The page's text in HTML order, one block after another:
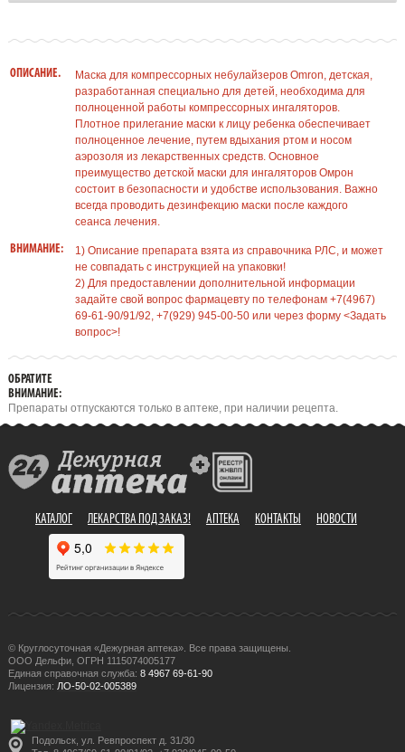
ОПИСАНИЕ.
Маска для компрессорных небулайзеров Omron, детская,
разработанная специально для детей, необходима для
полноценной работы компрессорных ингаляторов.
Плотное прилегание маски к лицу ребенка обеспечивает
полноценное лечение, путем вдыхания ртом и носом
аэрозоля из лекарственных средств. Основное
преимущество детской маски для ингаляторов Омрон
состоит в безопасности и удобстве использования. Важно
всегда проводить дезинфекцию маски после каждого
сеанса лечения.
ВНИМАНИЕ:
1) Описание препарата взята из справочника РЛС, и может
не совпадать с инструкцией на упаковки!
2) Для предоставлении дополнительной информации
задайте свой вопрос фармацевту по телефонам +7(4967)
69-61-90/91/92, +7(929) 945-00-50 или через форму <Задать
вопрос>!
ОБРАТИТЕ
ВНИМАНИЕ:
Препараты отпускаются только в аптеке, при наличии рецепта.
КАТАЛОГ ЛЕКАРСТВА ПОД ЗАКАЗ! АПТЕКА КОНТАКТЫ НОВОСТИ
© Круглосуточная «Дежурная аптека». Все права защищены.
ООО Дельфи, ОГРН 1115074005177
Единая справочная служба: 8 4967 69-61-90
Лицензия: ЛО-50-02-005389
Подольск, ул. Ревпроспект д. 31/30